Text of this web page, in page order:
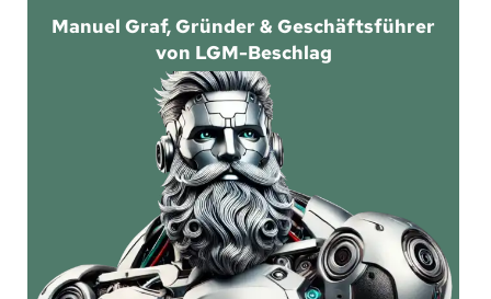
Manuel Graf, Gründer & Geschäftsführer
von LGM-Beschlag